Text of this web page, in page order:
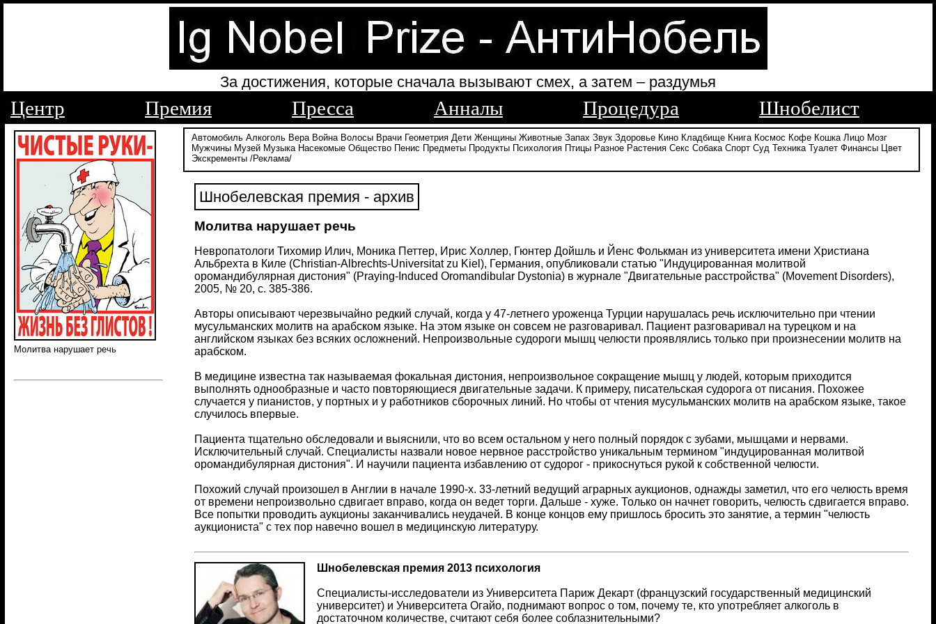
За достижения, которые сначала вызывают смех, а затем – раздумья
Центр Премия Пресса Анналы Процедура Шнобелист
Молитва нарушает речь
Автомобиль Алкоголь Вера Война Волосы Врачи Геометрия Дети Женщины Животные Запах Звук Здоровье Кино Кладбище Книга Космос Кофе Кошка Лицо Мозг
Мужчины Музей Музыка Насекомые Общество Пенис Предметы Продукты Психология Птицы Разное Растения Секс Собака Спорт Суд Техника Туалет Финансы
Цвет
Экскременты /Реклама/
Шнобелевская премия - архив
Молитва нарушает речь
Невропатологи Тихомир Илич, Моника Петтер, Ирис Холлер, Гюнтер Дойшль и Йенс Фолькман из университета имени Христиана
Альбрехта в Киле (Christian-Albrechts-Universitat zu Kiel), Германия, опубликовали статью "Индуцированная молитвой
оромандибулярная дистония" (Praying-Induced Oromandibular Dystonia) в журнале "Двигательные расстройства" (Movement Disorders),
2005, № 20, с. 385-386.
Авторы описывают черезвычайно редкий случай, когда у 47-летнего уроженца Турции нарушалась речь исключительно при чтении
мусульманских молитв на арабском языке. На этом языке он совсем не разговаривал. Пациент разговаривал на турецком и на
английском языках без всяких осложнений. Непроизвольные судороги мышц челюсти проявлялись только при произнесении молитв на
арабском.
В медицине известна так называемая фокальная дистония, непроизвольное сокращение мышц у людей, которым приходится
выполнять однообразные и часто повторяющиеся двигательные задачи. К примеру, писательская судорога от писания. Похожее
случается у пианистов, у портных и у работников сборочных линий. Но чтобы от чтения мусульманских молитв на арабском языке, такое
случилось впервые.
Пациента тщательно обследовали и выяснили, что во всем остальном у него полный порядок с зубами, мышцами и нервами.
Исключительный случай. Специалисты назвали новое нервное расстройство уникальным термином "индуцированная молитвой
оромандибулярная дистония". И научили пациента избавлению от судорог - прикоснуться рукой к собственной челюсти.
Похожий случай произошел в Англии в начале 1990-х. 33-летний ведущий аграрных аукционов, однажды заметил, что его челюсть время
от времени непроизвольно сдвигает вправо, когда он ведет торги. Дальше - хуже. Только он начнет говорить, челюсть сдвигается вправо.
Все попытки проводить аукционы заканчивались неудачей. В конце концов ему пришлось бросить это занятие, а термин "челюсть
аукциониста" с тех пор навечно вошел в медицинскую литературу.
Шнобелевская премия 2013 психология
Специалисты-исследователи из Университета Париж Декарт (французский государственный медицинский
университет) и Университета Огайо, поднимают вопрос о том, почему те, кто употребляет алкоголь в
достаточном количестве, считают себя более соблазнительными?